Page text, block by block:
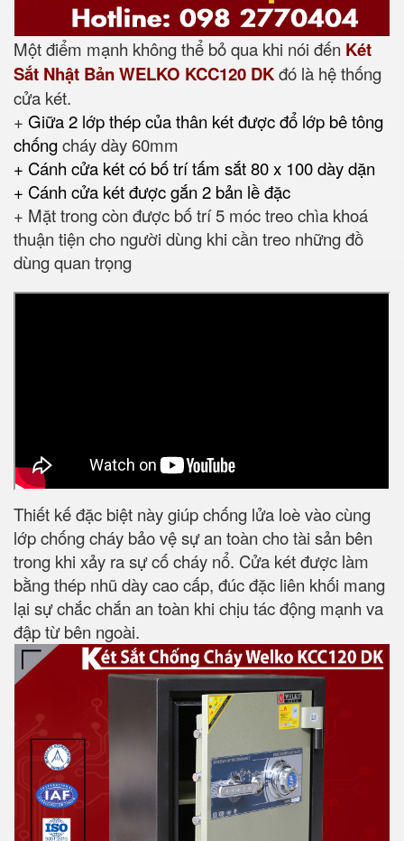
Một điểm mạnh không thể bỏ qua khi nói đến Két
Sắt Nhật Bản WELKO KCC120 DKđó là hệ thống
cửa két.
+ Giữa 2 lớp thép của thân két được đổ lớp bê tông
chốngcháy dày 60mm
+ Cánh cửa két có bố trí tấm sắt 80 x 100 dày dặn
+ Cánh cửa két được gắn 2 bản lề đặc
+ Mặt trong còn được bố trí 5 móc treo chìa khoá
thuận tiện cho người dùng khi cần treo những đồ
dùng quan trọng
Thiết kế đặc biệt này giúp chống lửa loè vào cùng
lớp chống cháy bảo vệ sự an toàn cho tài sản bên
trong khi xảy ra sự cố cháy nổ. Cửa két được làm
bằng thép nhũ dày cao cấp, đúc đặc liên khối mang
lại sự chắc chắn an toàn khi chịu tác động mạnh va
đập từ bên ngoài.